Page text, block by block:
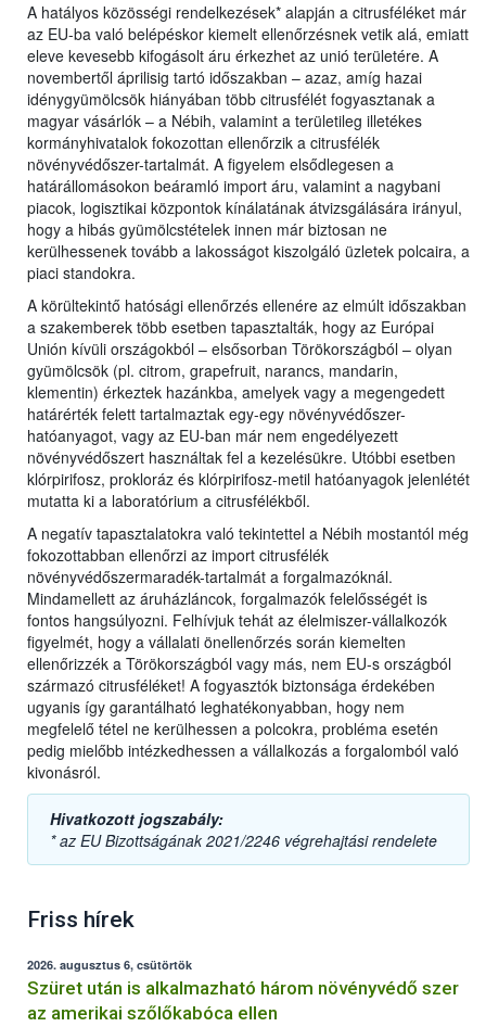
A hatályos közösségi rendelkezések* alapján a citrusféléket már
az EU-ba való belépéskor kiemelt ellenőrzésnek vetik alá, emiatt
eleve kevesebb kifogásolt áru érkezhet az unió területére. A
novembertől áprilisig tartó időszakban – azaz, amíg hazai
idénygyümölcsök hiányában több citrusfélét fogyasztanak a
magyar vásárlók – a Nébih, valamint a területileg illetékes
kormányhivatalok fokozottan ellenőrzik a citrusfélék
növényvédőszer-tartalmát. A figyelem elsődlegesen a
határállomásokon beáramló import áru, valamint a nagybani
piacok, logisztikai központok kínálatának átvizsgálására irányul,
hogy a hibás gyümölcstételek innen már biztosan ne
kerülhessenek tovább a lakosságot kiszolgáló üzletek polcaira, a
piaci standokra.
A körültekintő hatósági ellenőrzés ellenére az elmúlt időszakban
a szakemberek több esetben tapasztalták, hogy az Európai
Unión kívüli országokból – elsősorban Törökországból – olyan
gyümölcsök (pl. citrom, grapefruit, narancs, mandarin,
klementin) érkeztek hazánkba, amelyek vagy a megengedett
határérték felett tartalmaztak egy-egy növényvédőszer-
hatóanyagot, vagy az EU-ban már nem engedélyezett
növényvédőszert használtak fel a kezelésükre. Utóbbi esetben
klórpirifosz, prokloráz és klórpirifosz-metil hatóanyagok jelenlétét
mutatta ki a laboratórium a citrusfélékből.
A negatív tapasztalatokra való tekintettel a Nébih mostantól még
fokozottabban ellenőrzi az import citrusfélék
növényvédőszermaradék-tartalmát a forgalmazóknál.
Mindamellett az áruházláncok, forgalmazók felelősségét is
fontos hangsúlyozni. Felhívjuk tehát az élelmiszer-vállalkozók
figyelmét, hogy a vállalati önellenőrzés során kiemelten
ellenőrizzék a Törökországból vagy más, nem EU-s országból
származó citrusféléket! A fogyasztók biztonsága érdekében
ugyanis így garantálható leghatékonyabban, hogy nem
megfelelő tétel ne kerülhessen a polcokra, probléma esetén
pedig mielőbb intézkedhessen a vállalkozás a forgalomból való
kivonásról.
Hivatkozott jogszabály:
* az EU Bizottságának 2021/2246 végrehajtási rendelete
Friss hírek
2026. augusztus 6, csütörtök
Szüret után is alkalmazható három növényvédő szer
az amerikai szőlőkabóca ellen